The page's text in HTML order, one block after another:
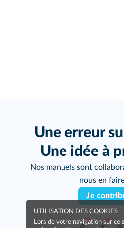
Une erreur
Une idée à
Nos manuels sont
nous en
Je
UTILISATION DES COOKIES
Lors de votre navigation sur ce